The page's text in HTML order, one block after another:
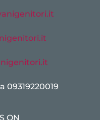
09319220019
ON